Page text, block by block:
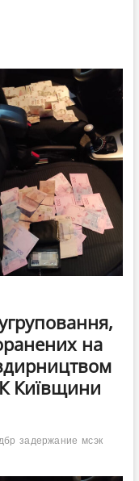
на
Київщини
дбр задержание мсэк